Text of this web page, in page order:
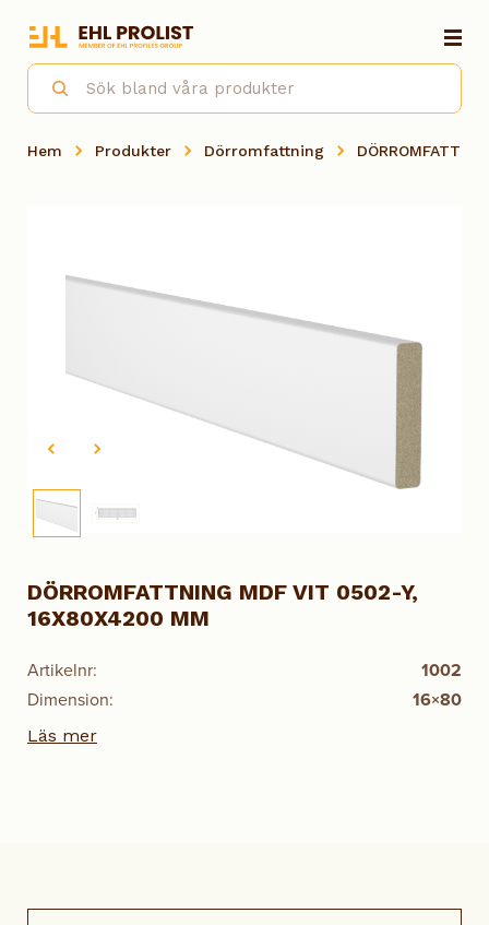
Hem Produkter Dörromfattning
Artikelnr:
1002
Dimension:
16×80
DÖRROMFATTNING MDF VIT 0502-Y,
16X80X4200 MM
Läs mer